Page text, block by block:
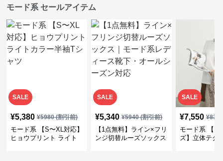
モード系 セールアイテム
SALE
¥5,380 ¥5980(割引前)
モード系 【S〜XL対応】
ヒョウプリント ライト
SALE
¥5,340 ¥5940(割引前)
【1点無料】ライン×フリ
ンジ切替ルーズソックス
SALE
¥7,550 ¥
モード系 【フ
ズ】立体テク